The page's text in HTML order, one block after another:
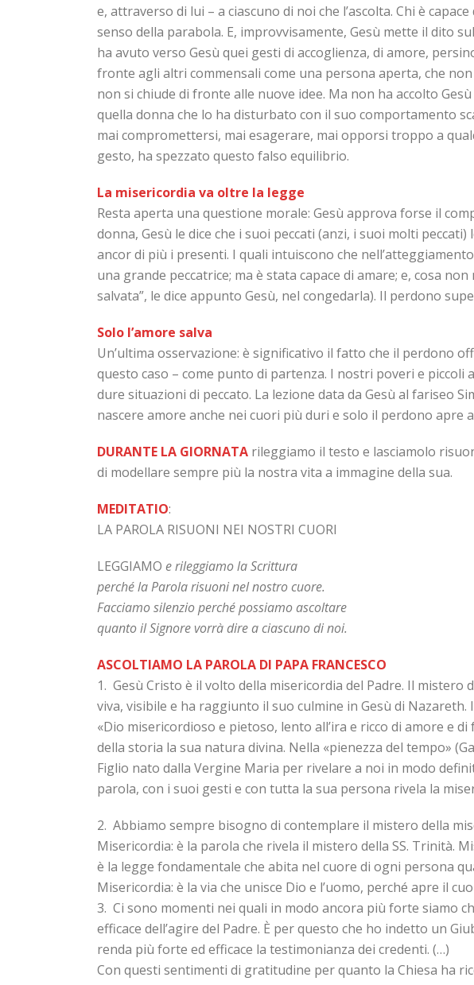
e, attraverso di lui – a ciascuno di noi che l’ascolta. Chi è
senso della parabola. E, improvvisamente, Gesù mette il dito
ha avuto verso Gesù quei gesti di accoglienza, di amore,
fronte agli altri commensali come una persona aperta, che
non si chiude di fronte alle nuove idee. Ma non ha accolto
quella donna che lo ha disturbato con il suo comportamento
mai compromettersi, mai esagerare, mai opporsi troppo a
gesto, ha spezzato questo falso equilibrio.
La misericordia va oltre la legge
Resta aperta una questione morale: Gesù approva forse il
donna, Gesù le dice che i suoi peccati (anzi, i suoi molti
ancor di più i presenti. I quali intuiscono che
una grande peccatrice; ma è stata capace di amare; e, cosa
salvata”, le dice appunto Gesù, nel congedarla). Il perdono
Solo l’amore salva
Un’ultima osservazione: è significativo il fatto che il perdono
questo caso – come punto di partenza. I nostri poveri e
dure situazioni di peccato. La lezione data da Gesù al fariseo
nascere amore anche nei cuori più duri e solo il perdono apre
DURANTE LA GIORNATA rileggiamo il testo e lasciamolo
di modellare sempre più la nostra vita a immagine della sua.
MEDITATIO:
LA PAROLA RISUONI NEI NOSTRI CUORI
LEGGIAMO e rileggiamo la Scrittura
perché la Parola risuoni nel nostro cuore.
Facciamo silenzio perché possiamo ascoltare
quanto il Signore vorrà dire a ciascuno di noi.
ASCOLTIAMO LA PAROLA DI PAPA FRANCESCO
1. Gesù Cristo è il volto della misericordia del Padre. Il
viva, visibile e ha raggiunto il suo culmine in Gesù di
«Dio misericordioso e pietoso, lento all’ira e ricco di amore e
della storia la sua natura divina. Nella «pienezza del tempo»
Figlio nato dalla Vergine Maria per rivelare a noi in modo
parola, con i suoi gesti e con tutta la sua persona rivela la
2. Abbiamo sempre bisogno di contemplare il mistero della
Misericordia: è la parola che rivela il mistero della SS. Trinità.
è la legge fondamentale che abita nel cuore di ogni persona
Misericordia: è la via che unisce Dio e l’uomo, perché apre il
3. Ci sono momenti nei quali in modo ancora più forte siamo
efficace dell’agire del Padre. È per questo che ho indetto un
renda più forte ed efficace la testimonianza dei credenti. (…)
Con questi sentimenti di gratitudine per quanto la Chiesa ha